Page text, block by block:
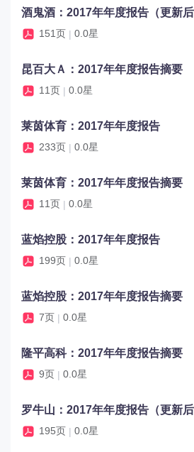
酒鬼酒：2017年年度报告（更新后
151页 | 0.0星
昆百大Ａ：2017年年度报告摘要
11页 | 0.0星
莱茵体育：2017年年度报告
233页 | 0.0星
莱茵体育：2017年年度报告摘要
11页 | 0.0星
蓝焰控股：2017年年度报告
199页 | 0.0星
蓝焰控股：2017年年度报告摘要
7页 | 0.0星
隆平高科：2017年年度报告摘要
9页 | 0.0星
罗牛山：2017年年度报告（更新后
195页 | 0.0星